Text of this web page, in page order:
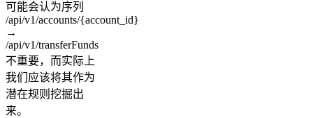
可能会认为序列
/api/v1/accounts/{account_id}
→
/api/v1/transferFunds
不重要，而实际上
我们应该将其作为
潜在规则挖掘出
来。